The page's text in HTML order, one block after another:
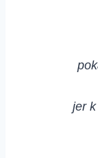
jer